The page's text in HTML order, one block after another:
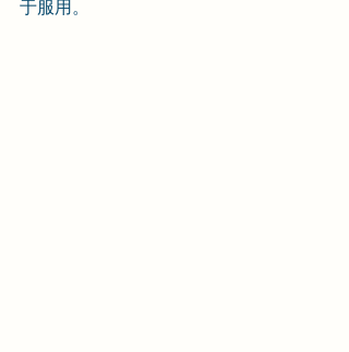
于服用。